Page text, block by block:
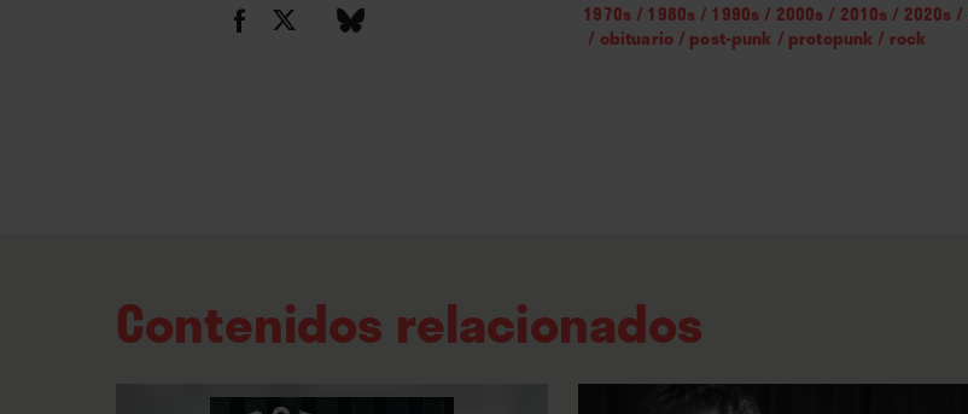
1970s / 1980s / 1990s / 2000s / 2010s / 2020s /
/ obituario / post-punk / protopunk / rock
Contenidos relacionados